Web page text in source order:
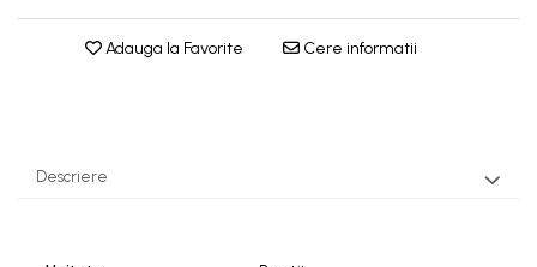
Adauga la Favorite Cere informatii
Descriere